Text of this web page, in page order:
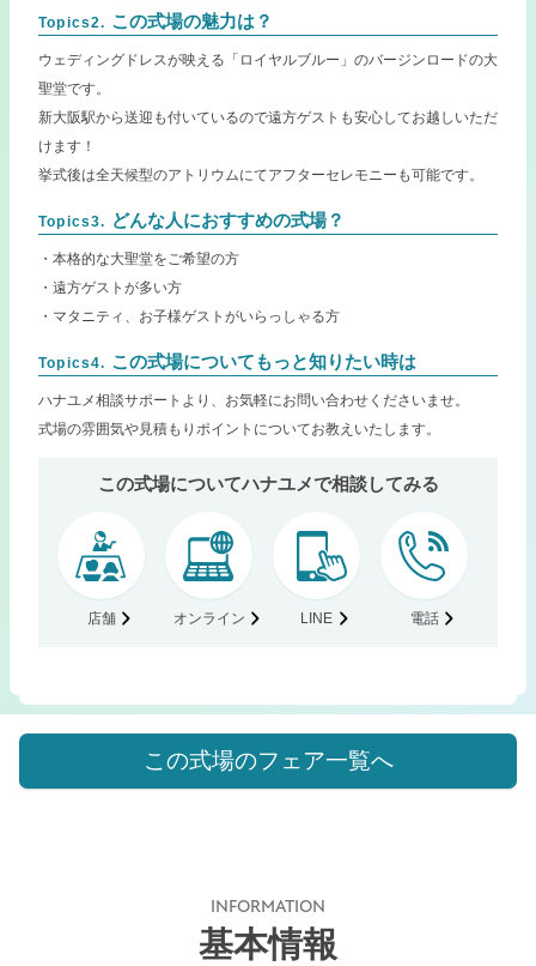
Topics2. この式場の魅力は？
ウェディングドレスが映える「ロイヤルブルー」のバージンロードの大
聖堂です。
新大阪駅から送迎も付いているので遠方ゲストも安心してお越しいただ
けます！
挙式後は全天候型のアトリウムにてアフターセレモニーも可能です。
Topics3. どんな人におすすめの式場？
・本格的な大聖堂をご希望の方
・遠方ゲストが多い方
・マタニティ、お子様ゲストがいらっしゃる方
Topics4. この式場についてもっと知りたい時は
ハナユメ相談サポートより、お気軽にお問い合わせくださいませ。
式場の雰囲気や見積もりポイントについてお教えいたします。
この式場についてハナユメで相談してみる
店舗 オンライン LINE 電話
この式場のフェア一覧へ
INFORMATION
基本情報